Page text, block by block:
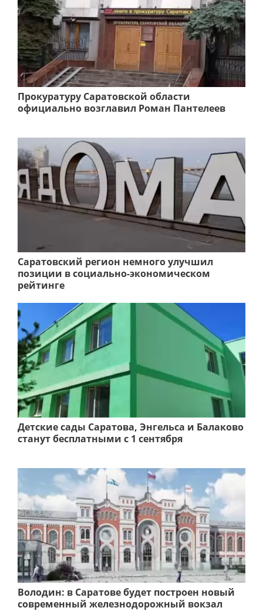
Прокуратуру Саратовской области
официально возглавил Роман Пантелеев
Саратовский регион немного улучшил
позиции в социально-экономическом
рейтинге
Детские сады Саратова, Энгельса и Балаково
станут бесплатными с 1 сентября
Володин: в Саратове будет построен новый
современный железнодорожный вокзал